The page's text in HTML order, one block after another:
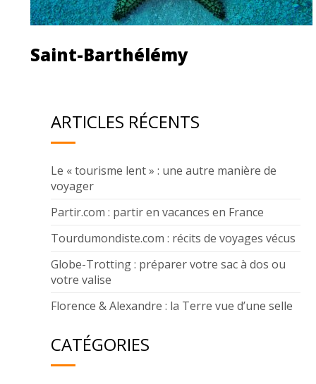
Saint-Barthélémy
ARTICLES RÉCENTS
Le « tourisme lent » : une autre manière de
voyager
Partir.com : partir en vacances en France
Tourdumondiste.com : récits de voyages vécus
Globe-Trotting : préparer votre sac à dos ou
votre valise
Florence & Alexandre : la Terre vue d’une selle
CATÉGORIES